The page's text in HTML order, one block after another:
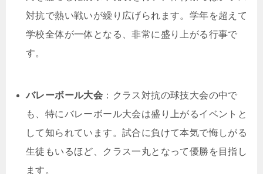
対抗で熱い戦いが繰り広げられます。学年を超えて
学校全体が一体となる、非常に盛り上がる行事で
す。
バレーボール大会 ：クラス対抗の球技大会の中で
も、特にバレーボール大会は盛り上がるイベントと
して知られています。試合に負けて本気で悔しがる
生徒もいるほど、クラス一丸となって優勝を目指し
ます。